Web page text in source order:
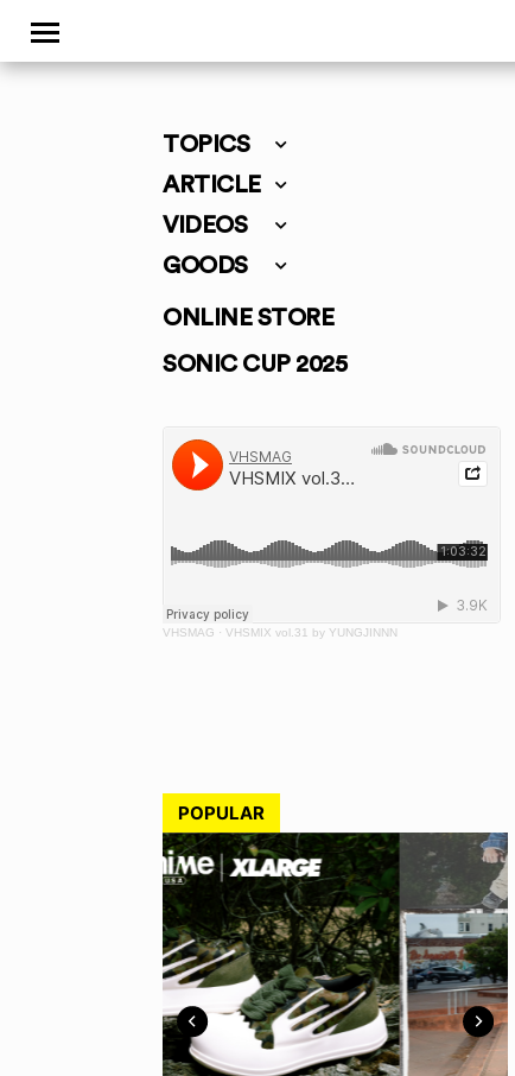
TOPICS
ARTICLE
VIDEOS
GOODS
ONLINE STORE
SONIC CUP 2025
VHSMAG · VHSMIX vol.31 by YUNGJINNN
POPULAR